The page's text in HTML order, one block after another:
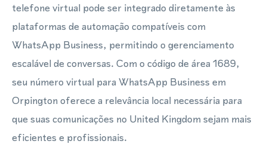
telefone virtual pode ser integrado diretamente às
plataformas de automação compatíveis com
WhatsApp Business, permitindo o gerenciamento
escalável de conversas. Com o código de área 1689,
seu número virtual para WhatsApp Business em
Orpington oferece a relevância local necessária para
que suas comunicações no United Kingdom sejam mais
eficientes e profissionais.